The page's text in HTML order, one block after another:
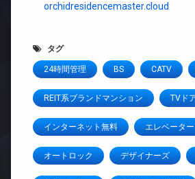
orchidresidencemaster.cloud
タグ
24時間管理 BS CATV
REIT系ブランドマンション TVド
インターネット無料 エレベーター
オートロック デザイナーズ